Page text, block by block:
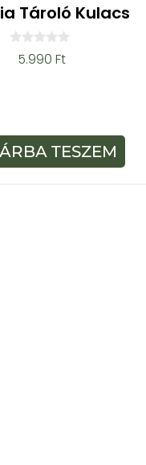
Tároló Kulacs
5.990 Ft
TESZEM